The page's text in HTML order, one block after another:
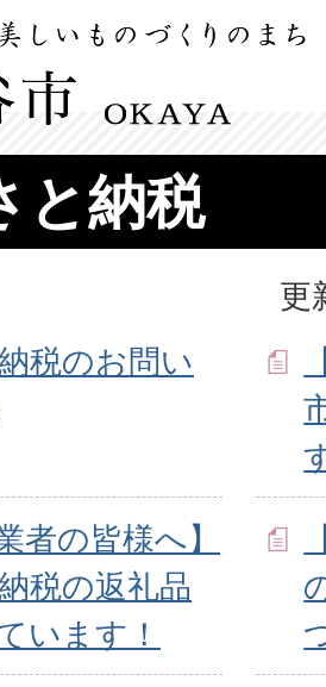
と納税
更
税のお問い
者の皆様へ】
税の返礼品
います！